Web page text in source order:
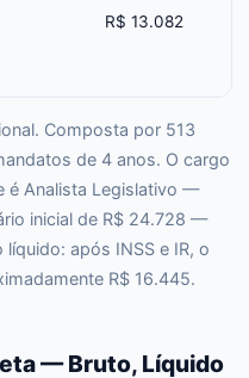
R$ 13.082
Composta por 513
de 4 anos. O cargo
é Analista Legislativo —
inicial de R$ 24.728 —
após INSS e IR, o
R$ 16.445.
— Bruto, Líquido